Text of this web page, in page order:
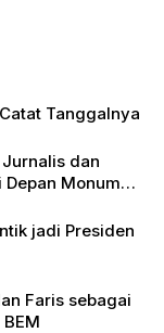
Tanggalnya
Jurnalis dan
Monumen
jadi Presiden
Faris sebagai